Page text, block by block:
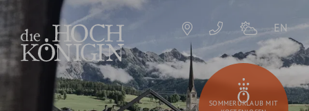
EN
SOMMERURLAUB MIT